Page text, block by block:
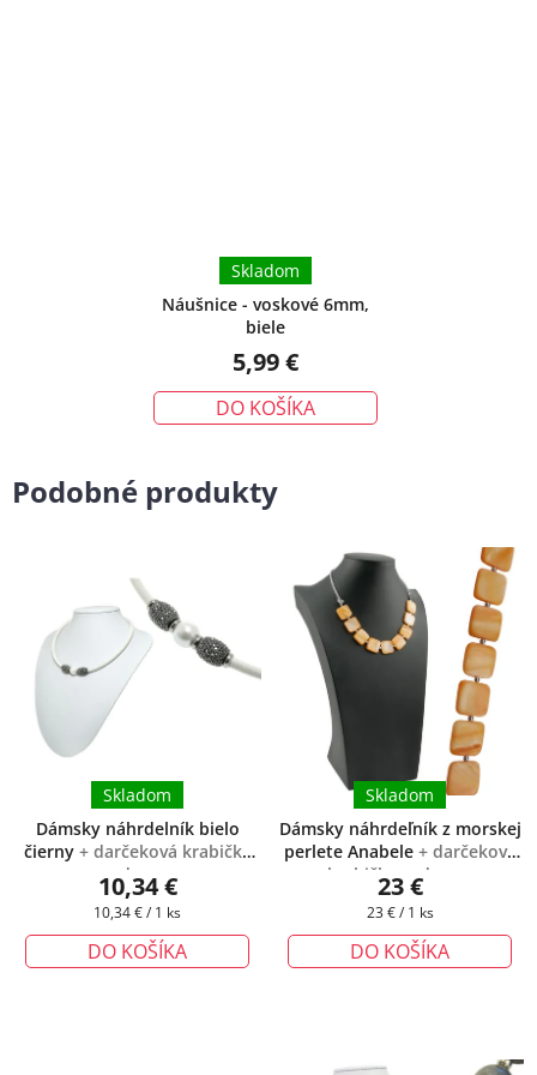
Náušnice - voskové 6mm,
biele
Skladom
5,99 €
DO KOŠÍKA
Podobné produkty
Dámsky náhrdelník bielo
čierny + darčeková krabička
zadarmo
Skladom
10,34 €
Jednotková
10,34 € / 1 ks
DO KOŠÍKA
Dámsky náhrdeľník z morskej
perlete Anabele + darčeková
krabička zadarmo
Skladom
23 €
Jednotková
23 € / 1 ks
DO KOŠÍKA